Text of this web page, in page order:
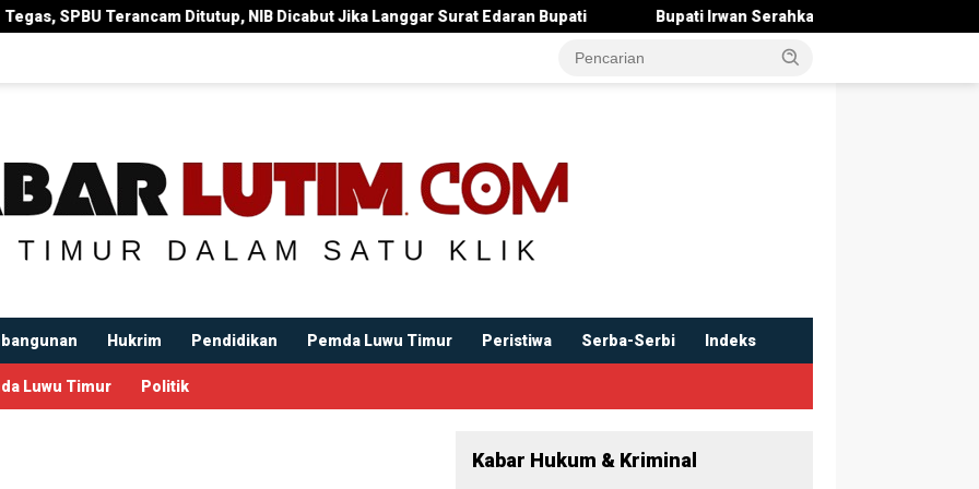
NIB Dicabut Jika Langgar Surat Edaran Bupati Bupati Irwan Serahkan Rancangan KUA-PPAS 2027 , Pendapatan
Hukrim Pendidikan Pemda Luwu Timur Peristiwa Serba-Serbi Indeks
Luwu Timur Politik
Kabar Hukum & Kriminal